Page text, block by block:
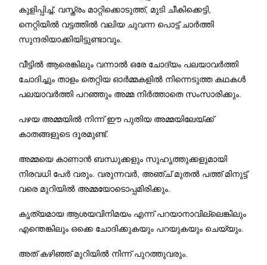
കുളിപ്പിച്ച്, വസ്ത്രം മാറ്റിക്കൊടുത്ത്, മുടി ചീകിക്കെട്ടി,
നെറ്റിയില്‍ വട്ടത്തില്‍ വലിയ ചുവന്ന പൊട്ട് ചാര്‍ത്തി
സുന്ദരിയാക്കിയിട്ടുണ്ടാവും.
വീട്ടില്‍ ആരെങ്കിലും വന്നാല്‍ ഒരേ ചോദ്യം പലയാവര്‍ത്തി
ചോദിച്ചും താളം തെറ്റിയ ഓര്‍മ്മകളില്‍ നിന്നെടുത്ത കഥകള്‍
പലയാവര്‍ത്തി പറഞ്ഞും അമ്മ നിര്‍ത്താതെ സംസാരിക്കും.
പഴയ അമ്മയില്‍ നിന്ന് ഈ പുതിയ അമ്മയിലേയ്ക്ക്
കാതങ്ങളുടെ ദൂരമുണ്ട്.
അമ്മയെ കാണാന്‍ ബന്ധുക്കളും സുഹൃത്തുക്കളുമായി
നിരവധി പേര്‍ വരും. വരുന്നവര്‍, അഞ്ച് മുതല്‍ പത്ത് മിനുട്ട്
വരെ മുറിയില്‍ അമ്മയോടൊപ്പമിരിക്കും.
കൃത്യമായ ആശയവിനിമയം എന്ന് പറയാനാവില്ലെങ്കിലും
എന്തെങ്കിലും ഒക്കെ ചോദിക്കുകയും പറയുകയും ചെയ്യും.
അത് കഴിഞ്ഞ് മുറിയില്‍ നിന്ന് പുറത്തുവരും.